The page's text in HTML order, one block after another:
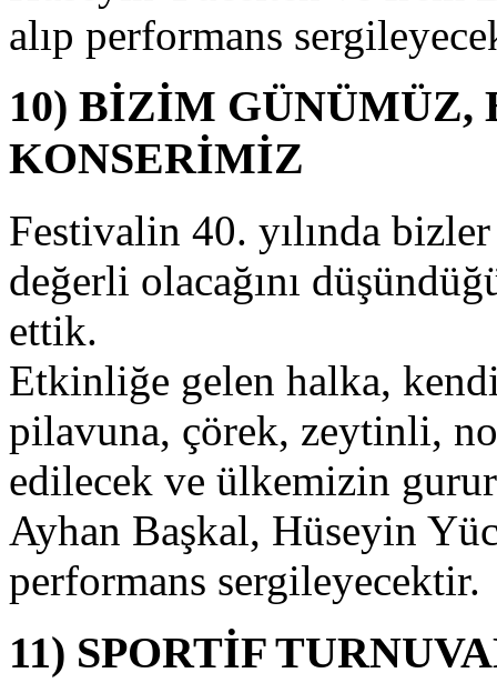
alıp performans
10) BİZİM
KONSERİMİZ
Festivalin 40. yılında
değerli olacağını
ettik.
Etkinliğe gelen halka,
pilavuna, çörek, zeytinli,
edilecek ve ülkemizin
Ayhan Başkal, Hüseyin
performans sergileyecektir.
11) SPORTİF